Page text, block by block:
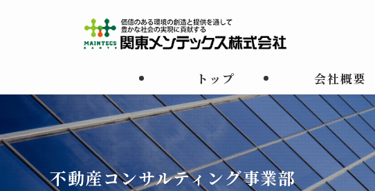
トップ 会社概要
不動産コンサルティング事業部